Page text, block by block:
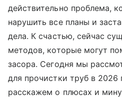
действительно проблема,
нарушить все планы и
дела. К счастью, сейчас
методов, которые могут
засора. Сегодня мы
для прочистки труб в 2026
расскажем о плюсах и